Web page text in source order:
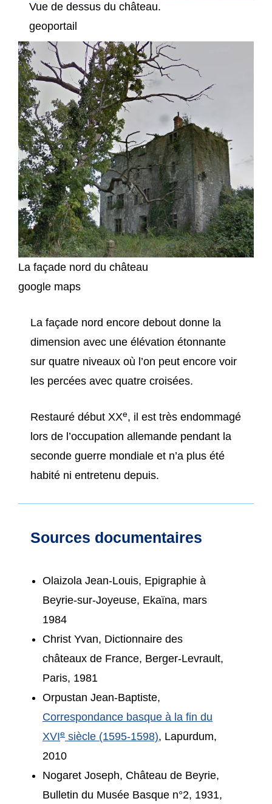
Vue de dessus du château.
geoportail
La façade nord du château
google maps
La façade nord encore debout donne la
dimension avec une élévation étonnante
sur quatre niveaux où l’on peut encore voir
les percées avec quatre croisées.
Restauré début XXe, il est très endommagé
lors de l’occupation allemande pendant la
seconde guerre mondiale et n’a plus été
habité ni entretenu depuis.
Sources documentaires
Olaizola Jean-Louis, Epigraphie à
Beyrie-sur-Joyeuse, Ekaïna, mars
1984
Christ Yvan, Dictionnaire des
châteaux de France, Berger-Levrault,
Paris, 1981
Orpustan Jean-Baptiste,
Correspondance basque à la fin du
XVIe siècle (1595-1598), Lapurdum,
2010
Nogaret Joseph, Château de Beyrie,
Bulletin du Musée Basque n°2, 1931,